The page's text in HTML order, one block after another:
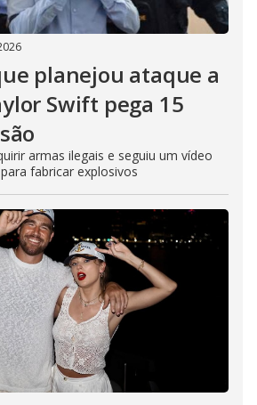
planejou ataque a
Swift pega 15
armas ilegais e seguiu um vídeo
fabricar explosivos